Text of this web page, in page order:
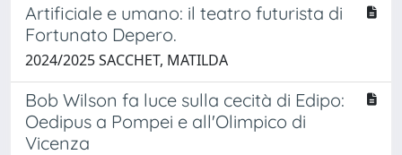
Artificiale e umano: il teatro futurista di
Fortunato Depero.
2024/2025 SACCHET, MATILDA
Bob Wilson fa luce sulla cecità di Edipo:
Oedipus a Pompei e all'Olimpico di
Vicenza